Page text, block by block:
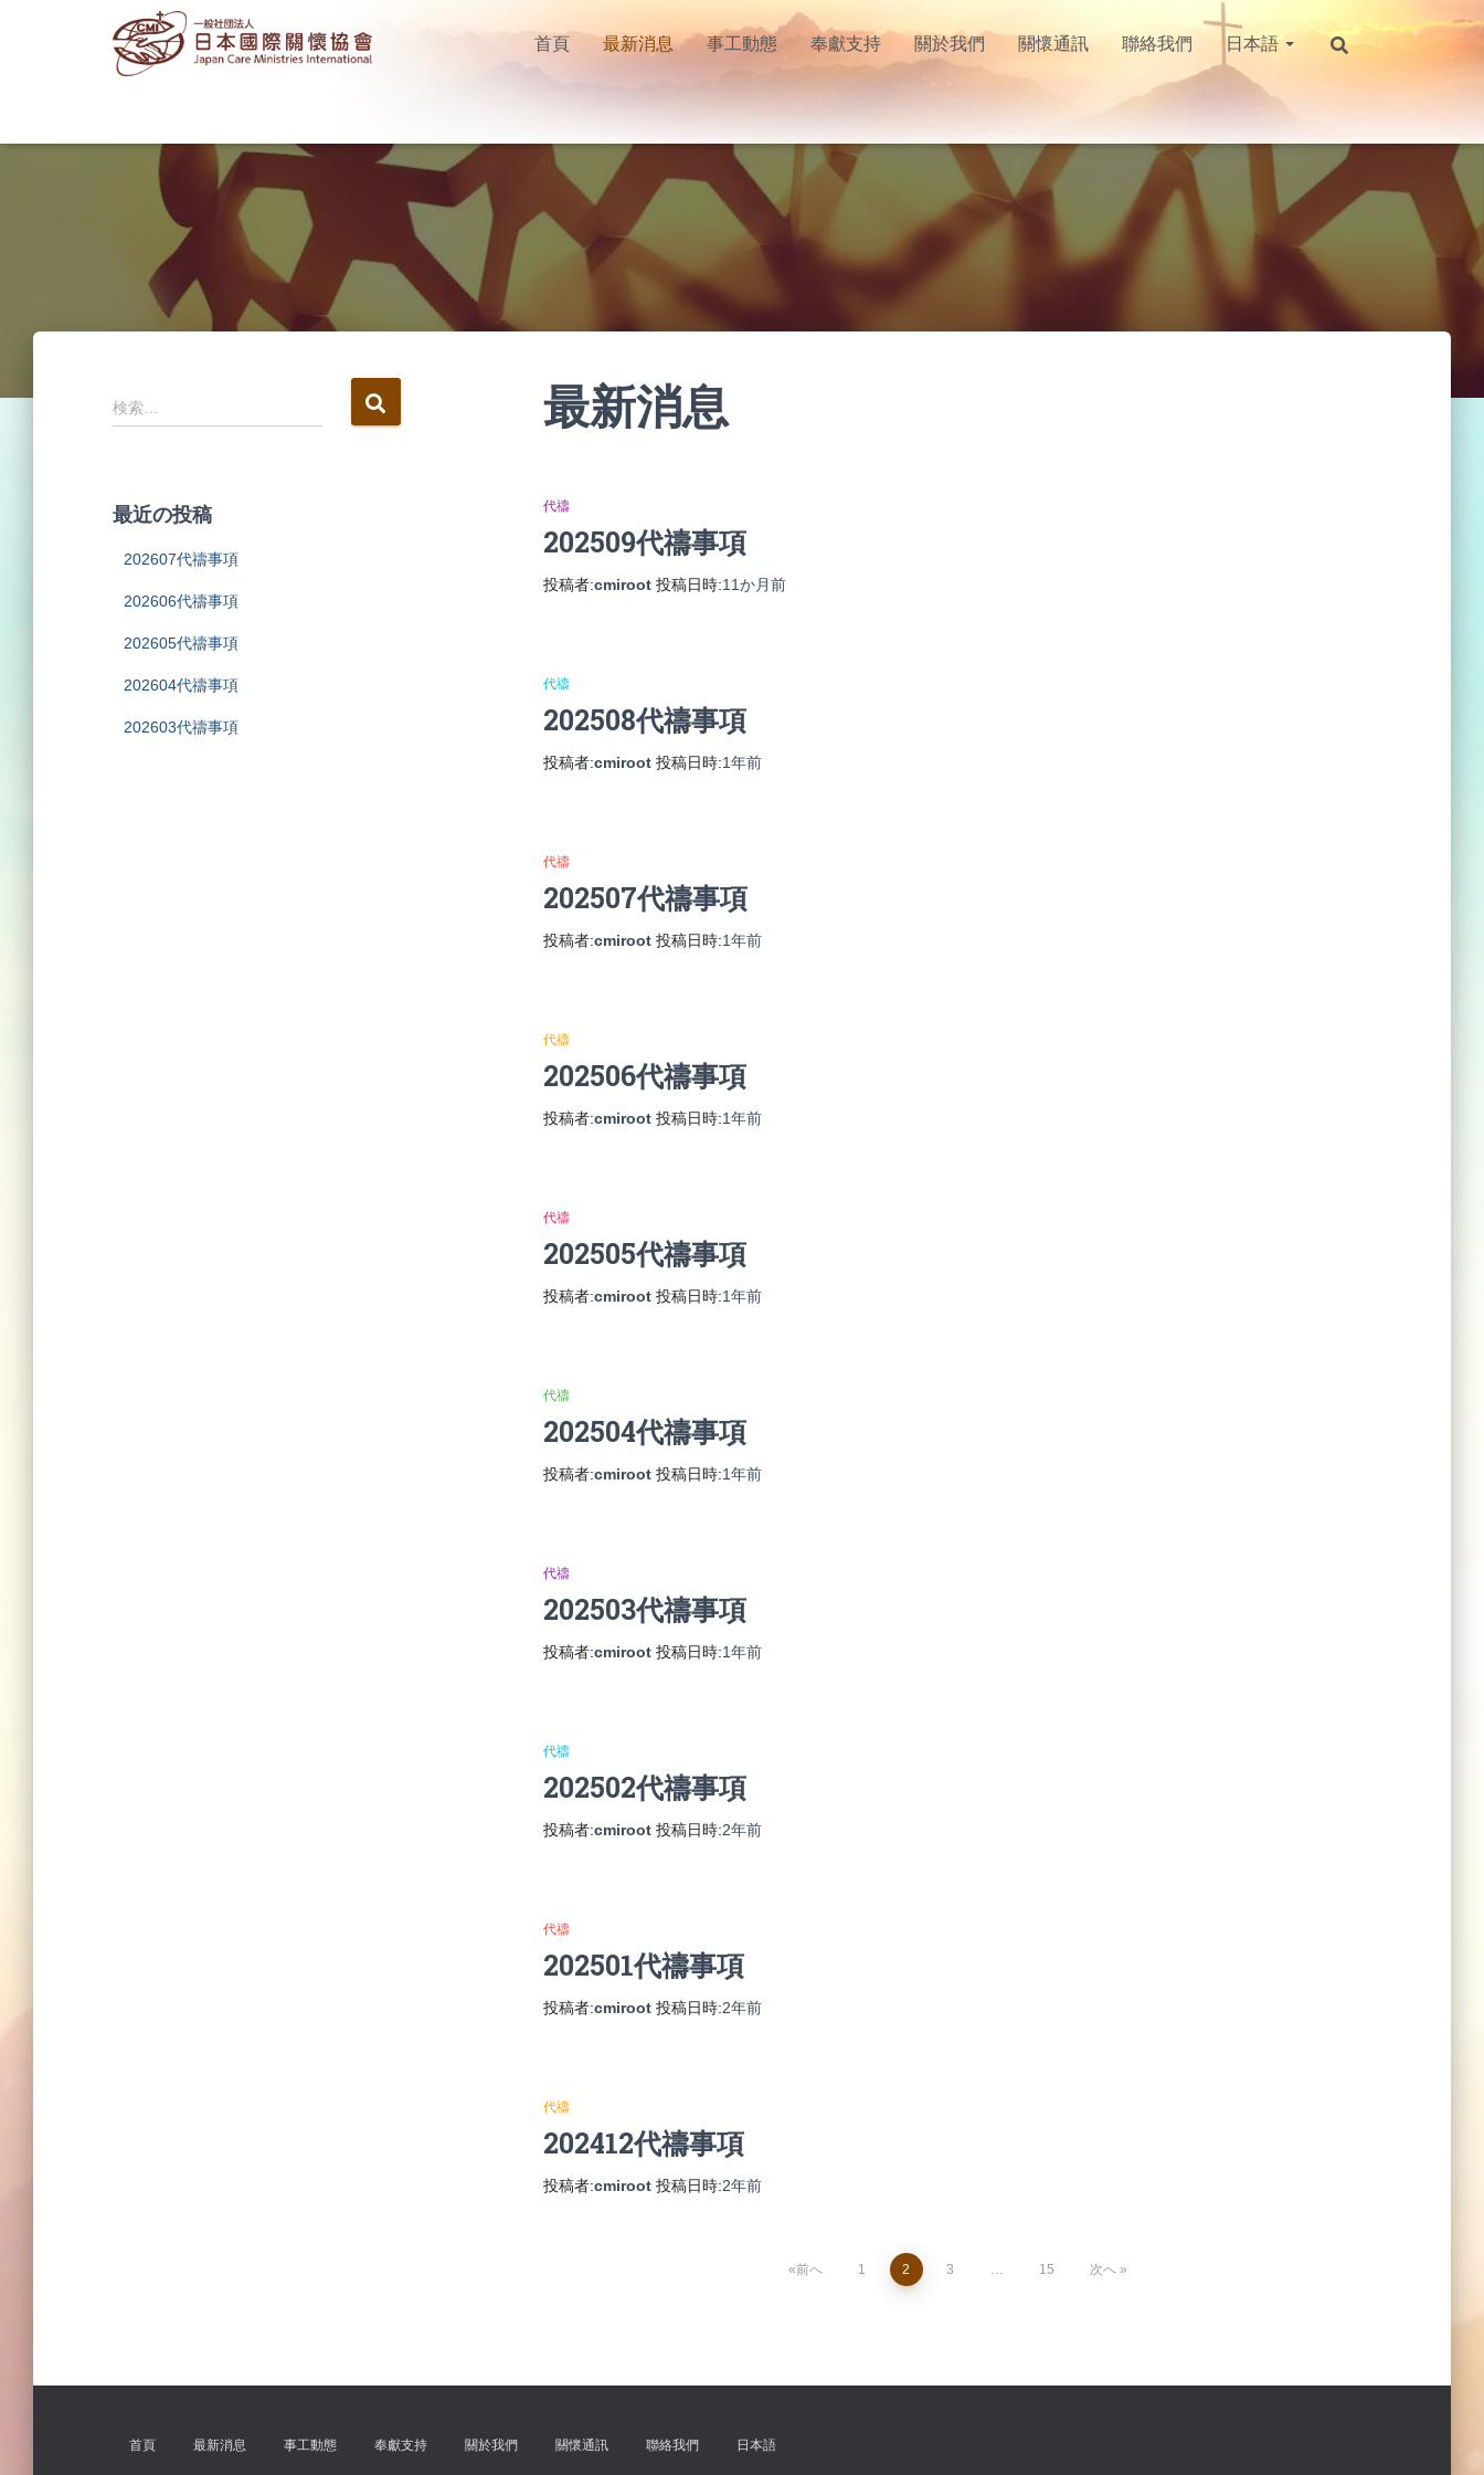
首頁 最新消息 事工動態 奉獻支持 關於我們 關懷通訊 聯絡我們 日本語
検
索
検索…
最近の投稿
202607代禱事項
202606代禱事項
202605代禱事項
202604代禱事項
202603代禱事項
最新消息
代禱
202509代禱事項
投稿者:cmiroot 投稿日時:11か月前
代禱
202508代禱事項
投稿者:cmiroot 投稿日時:1年前
代禱
202507代禱事項
投稿者:cmiroot 投稿日時:1年前
代禱
202506代禱事項
投稿者:cmiroot 投稿日時:1年前
代禱
202505代禱事項
投稿者:cmiroot 投稿日時:1年前
代禱
202504代禱事項
投稿者:cmiroot 投稿日時:1年前
代禱
202503代禱事項
投稿者:cmiroot 投稿日時:1年前
代禱
202502代禱事項
投稿者:cmiroot 投稿日時:2年前
代禱
202501代禱事項
投稿者:cmiroot 投稿日時:2年前
代禱
202412代禱事項
投稿者:cmiroot 投稿日時:2年前
稿
ナ
前へ 1 2 3 … 15 次へ
首頁 最新消息 事工動態 奉獻支持 關於我們 關懷通訊 聯絡我們 日本語